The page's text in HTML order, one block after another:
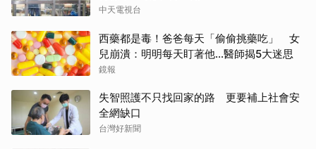
中天電視台
西藥都是毒！爸爸每天「偷偷挑藥吃」 女
兒崩潰：明明每天盯著他…醫師揭5大迷思
鏡報
失智照護不只找回家的路 更要補上社會安
全網缺口
台灣好新聞